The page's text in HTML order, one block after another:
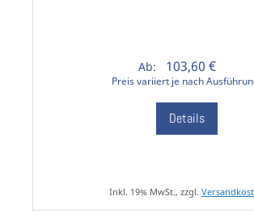
Ab: 103,60 €
Preis variiert je nach
Details
Inkl. 19% MwSt., zzgl.